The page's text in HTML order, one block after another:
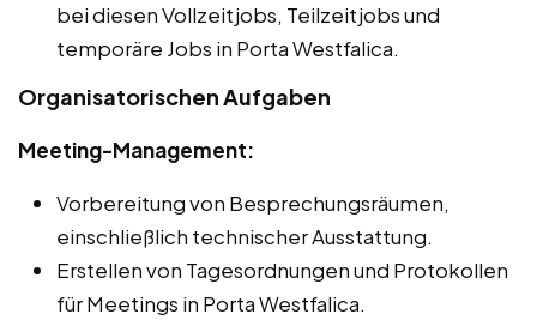
bei diesen Vollzeitjobs, Teilzeitjobs und
temporäre Jobs in Porta Westfalica.
Organisatorischen Aufgaben
Meeting-Management:
Vorbereitung von Besprechungsräumen,
einschließlich technischer Ausstattung.
Erstellen von Tagesordnungen und Protokollen
für Meetings in Porta Westfalica.